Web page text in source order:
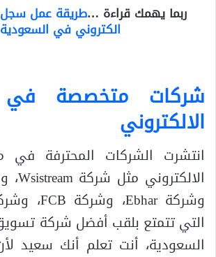
ربما يهمك قراءة …طريقة عمل سجل
الكتروني في السعودية
شركات متخصصة في
الالكتروني
انتشرت الشركات المحترفة في
التي تتمتع بلقب أفضل شركة
السعودية، أنت تعلم أنك سعيد